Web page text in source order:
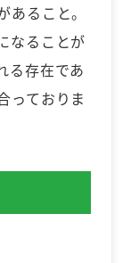
ること。
なることが
る存在であ
っておりま